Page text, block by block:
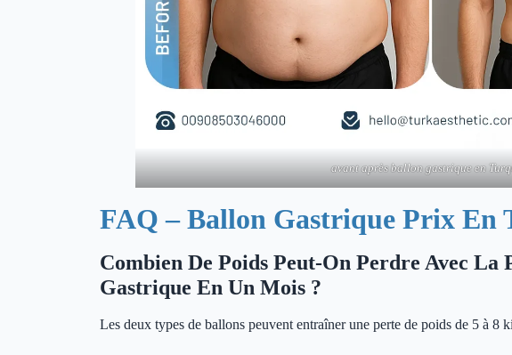
avant après ballon gastrique en
FAQ – Ballon Gastrique Prix En
Combien De Poids Peut-On Perdre Avec La
Gastrique En Un Mois ?
Les deux types de ballons peuvent entraîner une perte de poids de 5 à 8